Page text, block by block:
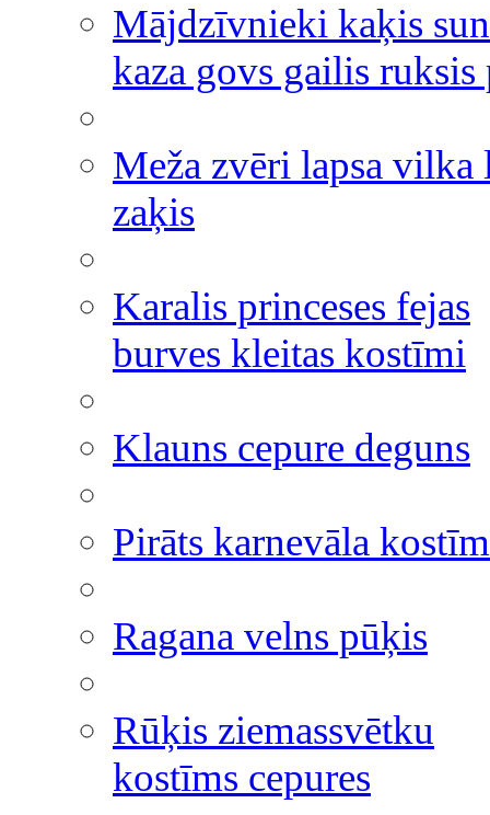
Mājdzīvnieki kaķis
kaza govs gailis ruksis
Meža zvēri lapsa vilka
zaķis
Karalis princeses fejas
burves kleitas kostīmi
Klauns cepure deguns
Pirāts karnevāla
Ragana velns pūķis
Rūķis ziemassvētku
kostīms cepures